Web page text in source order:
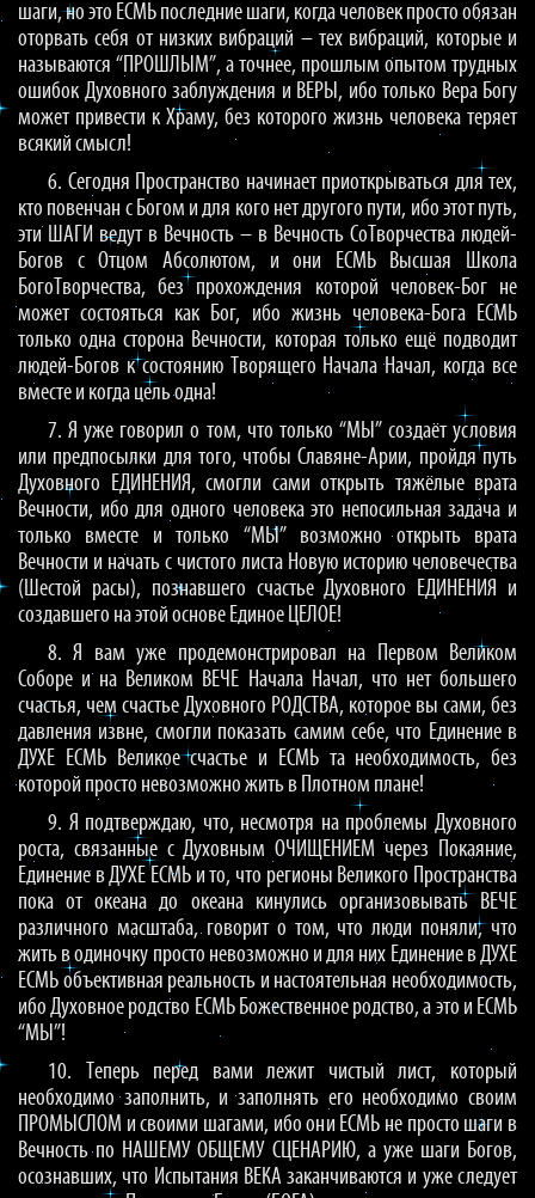
шаги, но это ЕСМЬ последние шаги, когда человек просто обязан
оторвать себя от низких вибраций – тех вибраций, которые и
называются “ПРОШЛЫМ”, а точнее, прошлым опытом трудных
ошибок Духовного заблуждения и ВЕРЫ, ибо только Вера Богу
может привести к Храму, без которого жизнь человека теряет
всякий смысл!
6. Сегодня Пространство начинает приоткрываться для тех,
кто повенчан с Богом и для кого нет другого пути, ибо этот путь,
эти ШАГИ ведут в Вечность – в Вечность СоТворчества людей-
Богов с Отцом Абсолютом, и они ЕСМЬ Высшая Школа
БогоТворчества, без прохождения которой человек-Бог не
может состояться как Бог, ибо жизнь человека-Бога ЕСМЬ
только одна сторона Вечности, которая только ещё подводит
людей-Богов к состоянию Творящего Начала Начал, когда все
вместе и когда цель одна!
7. Я уже говорил о том, что только “МЫ” создаёт условия
или предпосылки для того, чтобы Славяне-Арии, пройдя путь
Духовного ЕДИНЕНИЯ, смогли сами открыть тяжёлые врата
Вечности, ибо для одного человека это непосильная задача и
только вместе и только “МЫ” возможно открыть врата
Вечности и начать с чистого листа Новую историю человечества
(Шестой расы), познавшего счастье Духовного ЕДИНЕНИЯ и
создавшего на этой основе Единое ЦЕЛОЕ!
8. Я вам уже продемонстрировал на Первом Великом
Соборе и на Великом ВЕЧЕ Начала Начал, что нет большего
счастья, чем счастье Духовного РОДСТВА, которое вы сами, без
давления извне, смогли показать самим себе, что Единение в
ДУХЕ ЕСМЬ Великое счастье и ЕСМЬ та необходимость, без
которой просто невозможно жить в Плотном плане!
9. Я подтверждаю, что, несмотря на проблемы Духовного
роста, связанные с Духовным ОЧИЩЕНИЕМ через Покаяние,
Единение в ДУХЕ ЕСМЬ и то, что регионы Великого Пространства
пока от океана до океана кинулись организовывать ВЕЧЕ
различного масштаба, говорит о том, что люди поняли, что
жить в одиночку просто невозможно и для них Единение в ДУХЕ
ЕСМЬ объективная реальность и настоятельная необходимость,
ибо Духовное родство ЕСМЬ Божественное родство, а это и ЕСМЬ
“МЫ”!
10. Теперь перед вами лежит чистый лист, который
необходимо заполнить, и заполнять его необходимо своим
ПРОМЫСЛОМ и своими шагами, ибо они ЕСМЬ не просто шаги в
Вечность по НАШЕМУ ОБЩЕМУ СЦЕНАРИЮ, а уже шаги Богов,
осознавших, что Испытания ВЕКА заканчиваются и уже следует